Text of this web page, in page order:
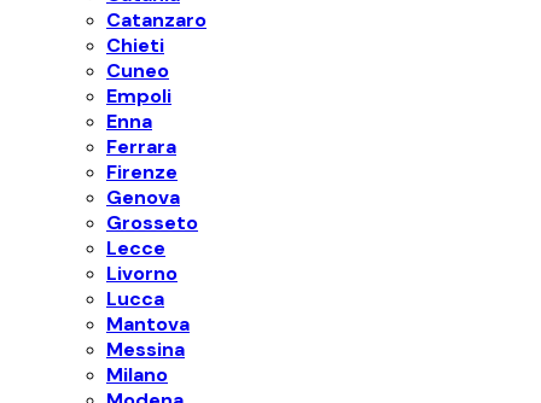
Catanzaro
Chieti
Cuneo
Empoli
Enna
Ferrara
Firenze
Genova
Grosseto
Lecce
Livorno
Lucca
Mantova
Messina
Milano